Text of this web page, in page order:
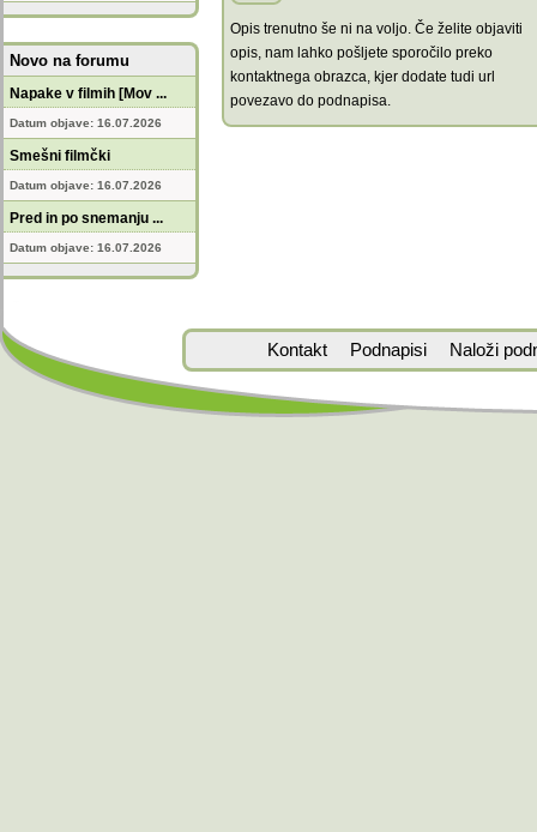
Novo na forumu
Napake v filmih [Mov ...
Datum objave: 16.07.2026
Smešni filmčki
Datum objave: 16.07.2026
Pred in po snemanju ...
Datum objave: 16.07.2026
Opis trenutno še ni na voljo. Če želite objaviti
opis, nam lahko pošljete sporočilo preko
kontaktnega obrazca, kjer dodate tudi url
povezavo do podnapisa.
Kontakt Podnapisi Naloži